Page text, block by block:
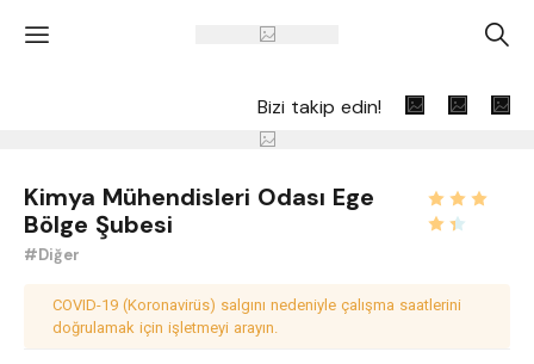
' A
Bizi takip edin!
Kimya Mühendisleri Odası Ege
Bölge Şubesi
#Diğer
COVID-19 (Koronavirüs) salgını nedeniyle çalışma saatlerini
doğrulamak için işletmeyi arayın.